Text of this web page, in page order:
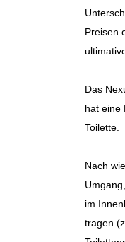
Preisen
Das
hat eine
Toilette.
Nach
im
tragen